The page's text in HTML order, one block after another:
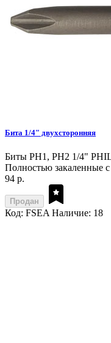
Бита 1/4" двухсторонняя
Биты PH1, PH2 1/4"
Полностью закаленные
94 р.
Продан
Код: FSEA Наличие: 18